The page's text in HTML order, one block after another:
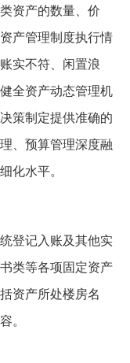
资产的数量、价
产管理制度执行情
实不符、闲置浪
全资产动态管理机
策制定提供准确的
、预算管理深度融
化水平。
登记入账及其他实
类等各项固定资产
资产所处楼房名
。